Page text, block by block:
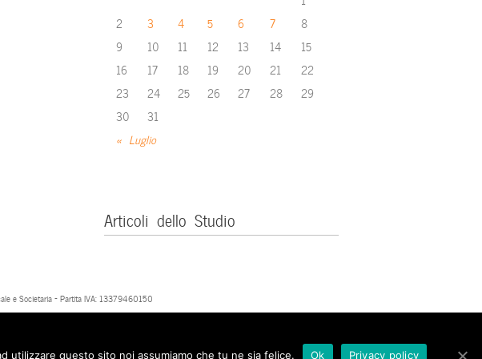
« Luglio
2
3 4 5 6 7
8
9
10 11 12 13 14
15
16
17 18 19 20 21
22
23
24 25 26 27 28
29
30
31
Articoli dello Studio
e Societaria - Partita IVA: 13379460150
utilizzare questo sito noi assumiamo che tu ne sia felice. Ok Privacy policy